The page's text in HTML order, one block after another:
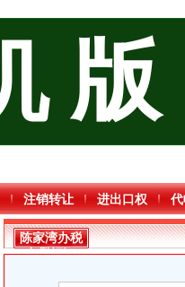
版
注销转让 进出口权
陈家湾办税
务登记证